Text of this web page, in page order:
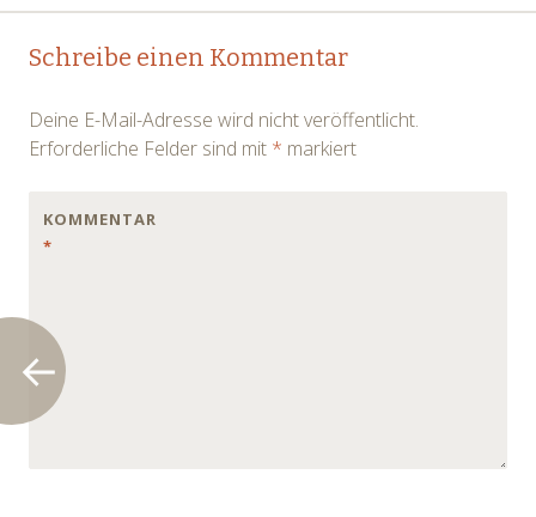
Post
Schreibe einen Kommentar
Deine E-Mail-Adresse wird nicht veröffentlicht.
Erforderliche Felder sind mit * markiert
KOMMENTAR
*